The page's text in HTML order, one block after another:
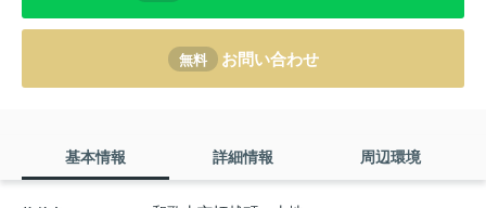
無料 お問い合わせ
基本情報 詳細情報 周辺環境